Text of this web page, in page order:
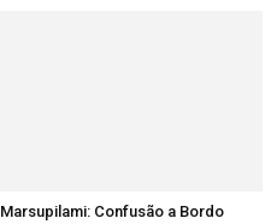
Marsupilami: Confusão a Bordo